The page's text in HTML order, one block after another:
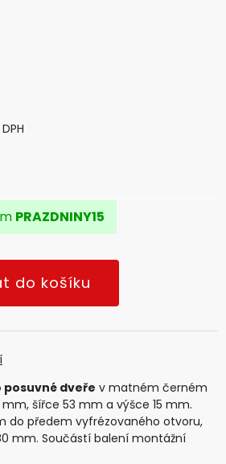
PRAZDNINY15
do košíku
dveře v matném černém
šířce 53 mm a výšce 15 mm.
do předem vyfrézovaného otvoru,
mm. Součástí balení montážní